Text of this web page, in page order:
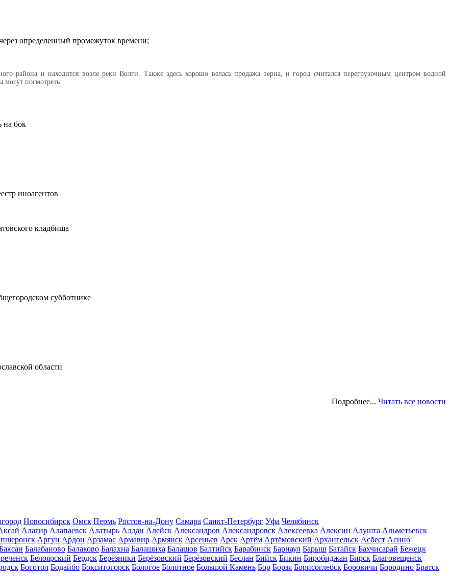
определенный промежуток времени;
района и находится возле реки Волги. Также здесь хорошо велась продажа зерна, и город считался перегрузочным центром водной
могут посмотреть.
на бок
иноагентов
кладбища
субботнике
области
Подробнее... Читать все новости
Новосибирск Омск Пермь Ростов-на-Дону Самара Санкт-Петербург Уфа Челябинск
Алагир Алапаевск Алатырь Алдан Алейск Александров Александровск Алексеевка Алексин Алушта Альметьевск
Аргун Ардон Арзамас Армавир Армянск Арсеньев Арск Артём Артёмовский Архангельск Асбест Асино
Балабаново Балаково Балахна Балашиха Балашов Балтийск Барабинск Барнаул Барыш Батайск Бахчисарай Бежецк
Белоярский Бердск Березники Берёзовский Берёзовский Беслан Бийск Бикин Биробиджан Бирск Благовещенск
Боготол Бодайбо Бокситогорск Бологое Болотное Большой Камень Бор Борзя Борисоглебск Боровичи Бородино Братск